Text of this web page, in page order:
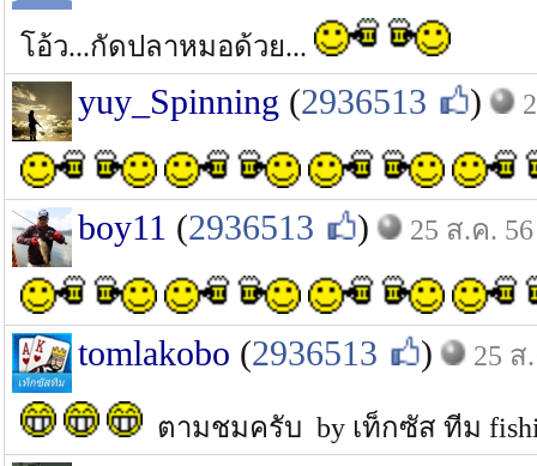
โอ้ว...กัดปลาหมอด้วย...
yuy_Spinning (2936513 )
boy11 (2936513 ) 25 ส.ค. 56
tomlakobo (2936513 ) 25 ส
ตามชมครับ by เท็กซัส ทีม